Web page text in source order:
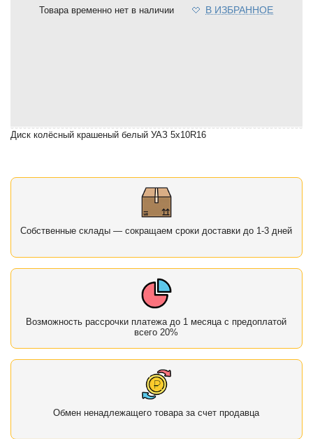
Товара временно нет в наличии В ИЗБРАННОЕ
Диск колёсный крашеный белый УАЗ 5x10R16
Собственные склады — сокращаем сроки доставки до 1-3 дней
Возможность рассрочки платежа до 1 месяца с предоплатой
всего 20%
Обмен ненадлежащего товара за счет продавца